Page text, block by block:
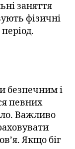
заняття
фізичні
безпечним і
певних
Важливо
Якщо біг